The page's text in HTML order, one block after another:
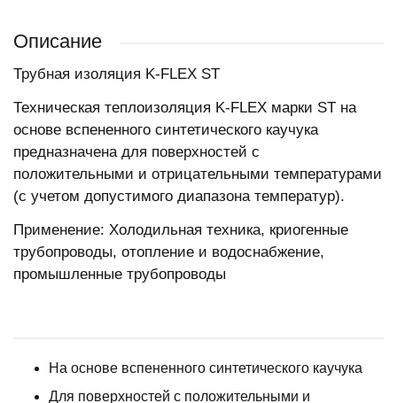
Описание
Трубная изоляция K-FLEX ST
Техническая теплоизоляция K-FLEX марки ST на
основе вспененного синтетического каучука
предназначена для поверхностей с
положительными и отрицательными температурами
(с учетом допустимого диапазона температур).
Применение: Холодильная техника, криогенные
трубопроводы, отопление и водоснабжение,
промышленные трубопроводы
На основе вспененного синтетического каучука
Для поверхностей с положительными и